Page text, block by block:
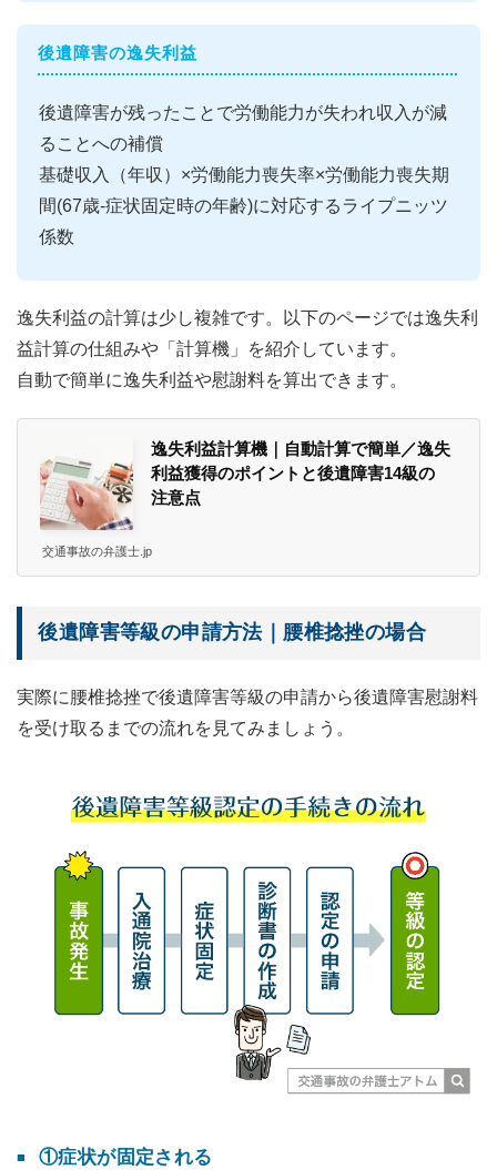
後遺障害の逸失利益
後遺障害が残ったことで労働能力が失われ収入が減
ることへの補償
基礎収入（年収）×労働能力喪失率×労働能力喪失期
間(67歳-症状固定時の年齢)に対応するライプニッツ
係数
逸失利益の計算は少し複雑です。以下のページでは逸失利
益計算の仕組みや「計算機」を紹介しています。
自動で簡単に逸失利益や慰謝料を算出できます。
逸失利益計算機｜自動計算で簡単／逸失
利益獲得のポイントと後遺障害14級の
注意点
交通事故の弁護士.jp
後遺障害等級の申請方法｜腰椎捻挫の場合
実際に腰椎捻挫で後遺障害等級の申請から後遺障害慰謝料
を受け取るまでの流れを見てみましょう。
①症状が固定される